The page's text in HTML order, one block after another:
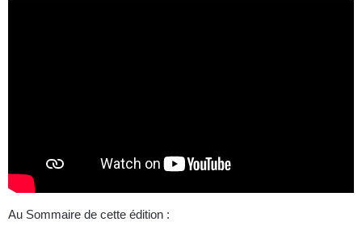
Au Sommaire de cette édition :